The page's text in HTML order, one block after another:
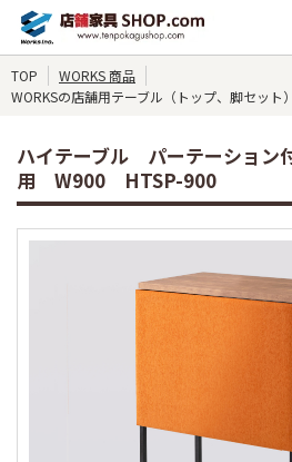
TOP
WORKS 商品
WORKSの店舗用テーブル（トップ、脚セ
ハイテーブル パーテーション
用 W900 HTSP-900